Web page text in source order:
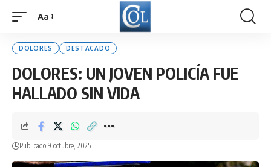
Font
Aa
DOLORES DESTACADO
DOLORES: UN JOVEN POLICÍA FUE
HALLADO SIN VIDA
Publicado 9 octubre, 2025